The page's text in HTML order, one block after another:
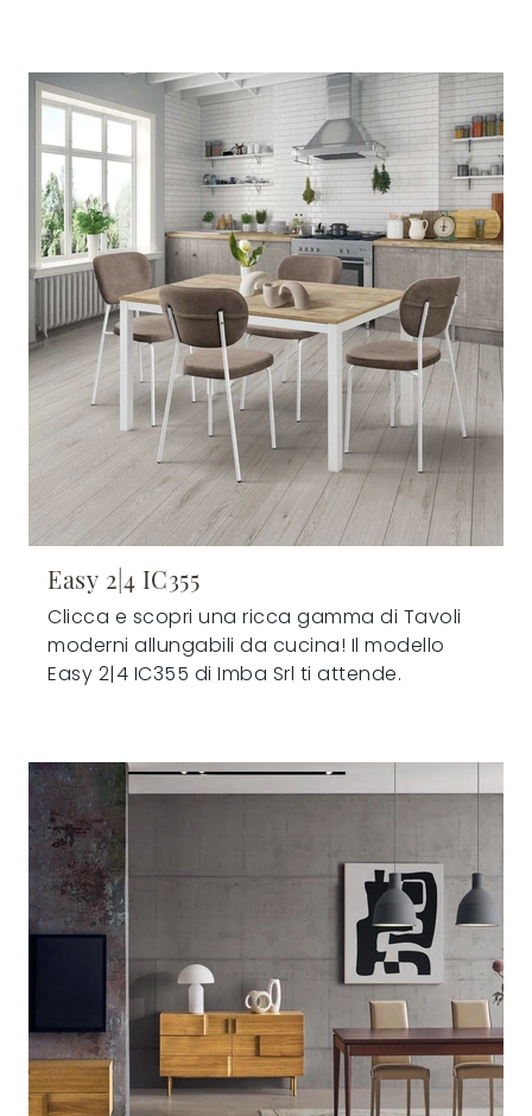
Easy 2|4 IC355
Clicca e scopri una ricca gamma di Tavoli
moderni allungabili da cucina! Il modello
Easy 2|4 IC355 di Imba Srl ti attende.